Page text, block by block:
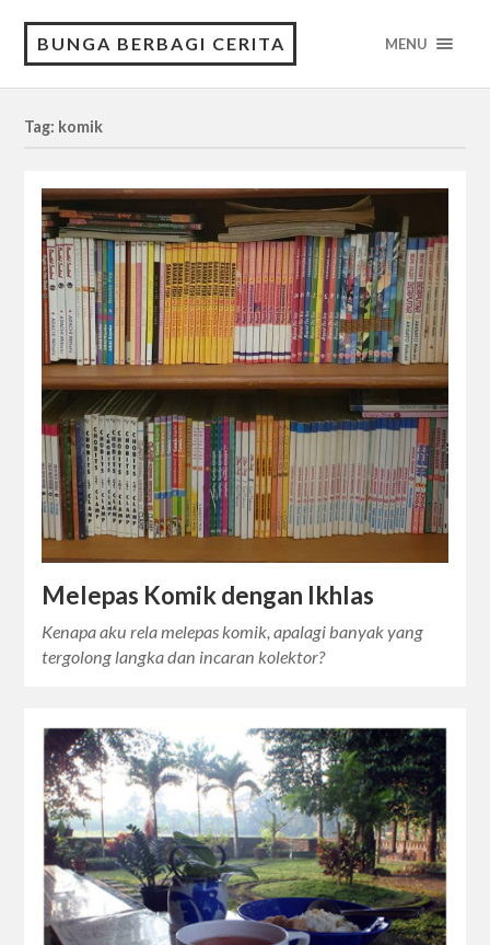
BUNGA BERBAGI CERITA MENU
Tag: komik
Melepas Komik dengan Ikhlas
Kenapa aku rela melepas komik, apalagi banyak yang
tergolong langka dan incaran kolektor?